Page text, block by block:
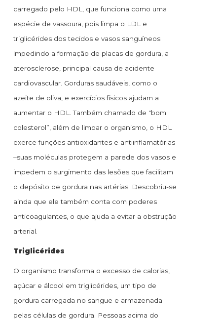
carregado pelo HDL, que funciona como uma
espécie de vassoura, pois limpa o LDL e
triglicérides dos tecidos e vasos sanguíneos
impedindo a formação de placas de gordura, a
aterosclerose, principal causa de acidente
cardiovascular. Gorduras saudáveis, como o
azeite de oliva, e exercícios físicos ajudam a
aumentar o HDL. Também chamado de "bom
colesterol”, além de limpar o organismo, o HDL
exerce funções antioxidantes e antiinflamatórias
–suas moléculas protegem a parede dos vasos e
impedem o surgimento das lesões que facilitam
o depósito de gordura nas artérias. Descobriu-se
ainda que ele também conta com poderes
anticoagulantes, o que ajuda a evitar a obstrução
arterial.
Triglicérides
O organismo transforma o excesso de calorias,
açúcar e álcool em triglicérides, um tipo de
gordura carregada no sangue e armazenada
pelas células de gordura. Pessoas acima do